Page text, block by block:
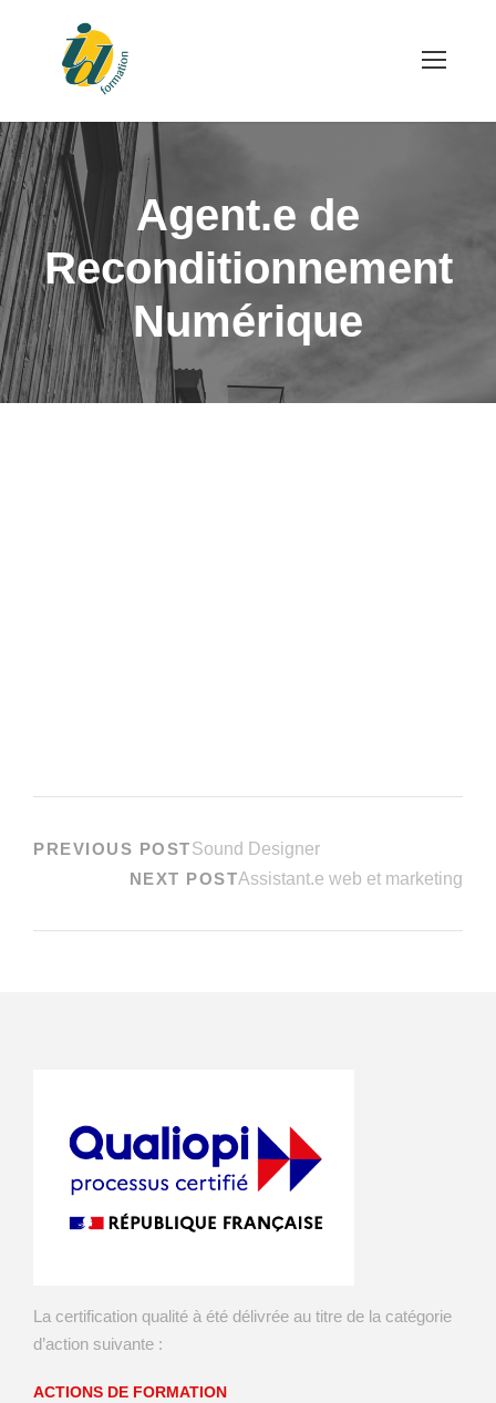
Agent.e de
Reconditionnement
Numérique
PREVIOUS POSTSound Designer
NEXT POSTAssistant.e web et marketing
La certification qualité à été délivrée au titre de la catégorie
d’action suivante :
ACTIONS DE FORMATION